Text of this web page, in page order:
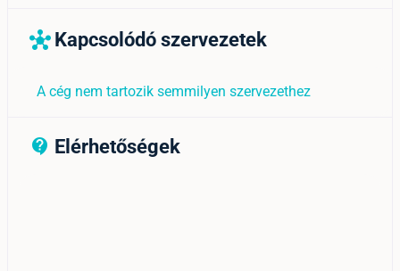
hub Kapcsolódó szervezetek
A cég nem tartozik semmilyen szervezethez
contact_support_outline
Elérhetőségek